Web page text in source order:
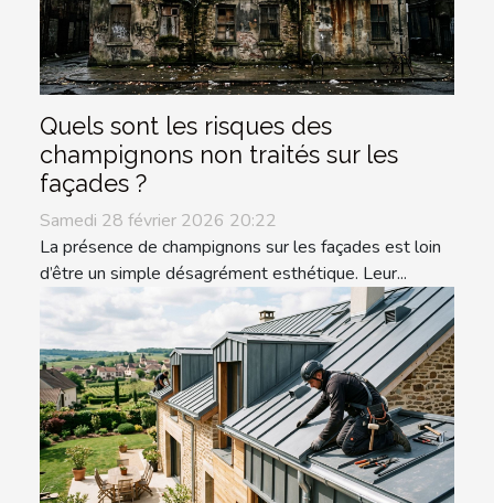
Quels sont les risques des
champignons non traités sur les
façades ?
Samedi 28 février 2026 20:22
La présence de champignons sur les façades est loin
d’être un simple désagrément esthétique. Leur...